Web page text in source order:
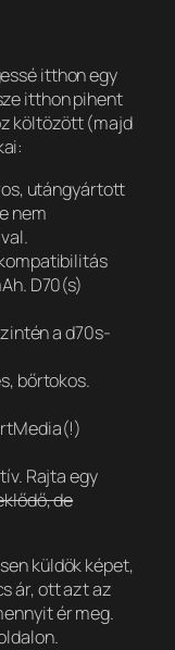
itthon egy
itthon pihent
költözött (majd
utángyártott
nem
D70(s)
a d70s-
bőrtokos.
Rajta egy
de
küldök képet,
ár, ott azt az
ér meg.